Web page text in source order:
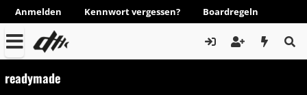
Anmelden Kennwort vergessen? Boardregeln
readymade